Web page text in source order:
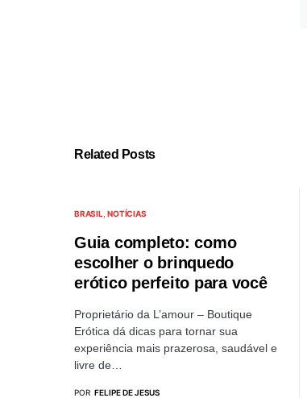
Related Posts
BRASIL NOTÍCIAS
Guia completo: como
escolher o brinquedo
erótico perfeito para você
Proprietário da L’amour – Boutique
Erótica dá dicas para tornar sua
experiência mais prazerosa, saudável e
livre de…
POR FELIPE DE JESUS